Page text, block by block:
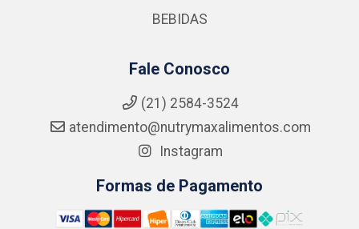
BEBIDAS
Fale Conosco
(21) 2584-3524
atendimento@nutrymaxalimentos.com
Instagram
Formas de Pagamento